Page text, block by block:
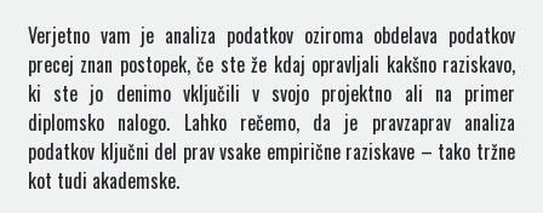
Verjetno vam je analiza podatkov oziroma obdelava podatkov
precej znan postopek, če ste že kdaj opravljali kakšno raziskavo,
ki ste jo denimo vključili v svojo projektno ali na primer
diplomsko nalogo. Lahko rečemo, da je pravzaprav analiza
podatkov ključni del prav vsake empirične raziskave – tako tržne
kot tudi akademske.